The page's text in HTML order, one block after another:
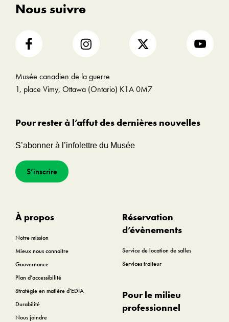
Nous suivre
Musée canadien de la guerre
1, place Vimy, Ottawa (Ontario) K1A 0M7
Pour rester à l’affut des dernières nouvelles
S’abonner à l’infolettre du Musée
S’inscrire
À propos
Notre mission
Mieux nous connaitre
Gouvernance
Plan d’accessibilité
Stratégie en matière d’EDIA
Durabilité
Nous joindre
Réservation
d’évènements
Service de location de salles
Services traiteur
Pour le milieu
professionnel